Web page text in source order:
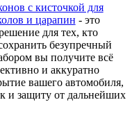
с кисточкой для
и царапин - это
для тех, кто
безупречный
вы получите всё
и аккуратно
вашего автомобиля,
и защиту от дальнейших